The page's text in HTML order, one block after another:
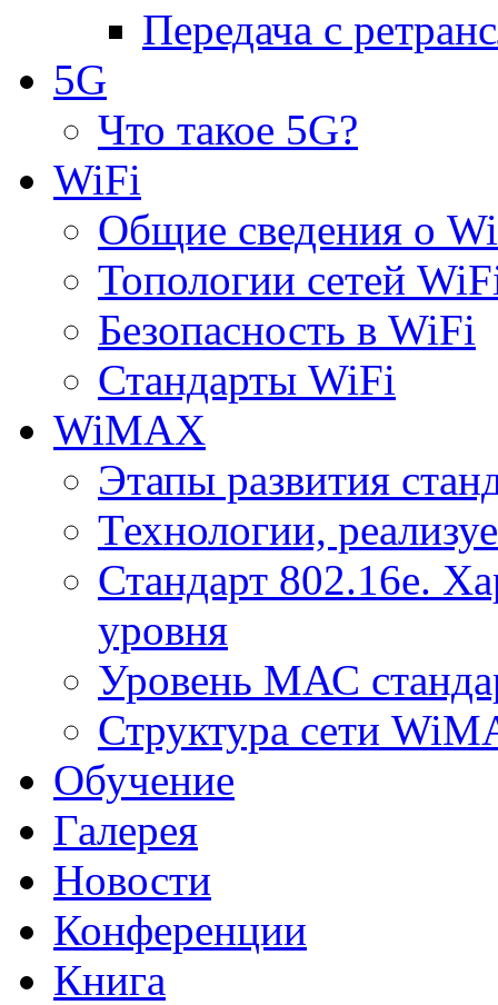
Передача с
5G
Что такое 5G?
WiFi
Общие сведения о
Топологии сетей
Безопасность в WiFi
Стандарты WiFi
WiMAX
Этапы развития
Технологии,
Стандарт 802.16е.
уровня
Уровень МАС
Структура сети
Обучение
Галерея
Новости
Конференции
Книга